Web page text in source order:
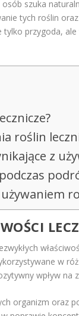
szuka
tych roślin
przygoda,
roślin
z
w
wpływ na
organizm oraz